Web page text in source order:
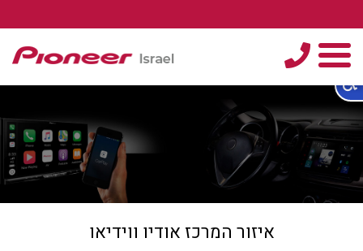
תפריט
איזור המרכז אודיו ווידיאו